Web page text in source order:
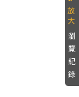
瀏
覽
紀
錄